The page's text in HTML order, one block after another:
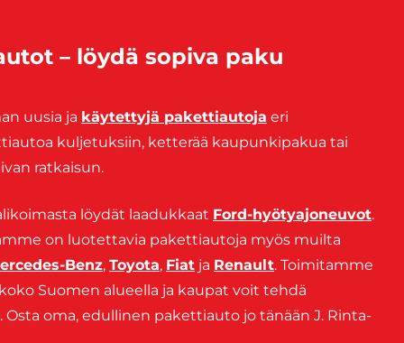
– löydä sopiva paku
uusia ja käytettyjä pakettiautoja eri
kuljetuksiin, ketterää kaupunkipakua tai
ratkaisun.
löydät laadukkaat Ford-hyötyajoneuvot.
on luotettavia pakettiautoja myös muilta
Benz, Toyota, Fiat ja Renault. Toimitamme
Suomen alueella ja kaupat voit tehdä
oma, edullinen pakettiauto jo tänään J. Rinta-